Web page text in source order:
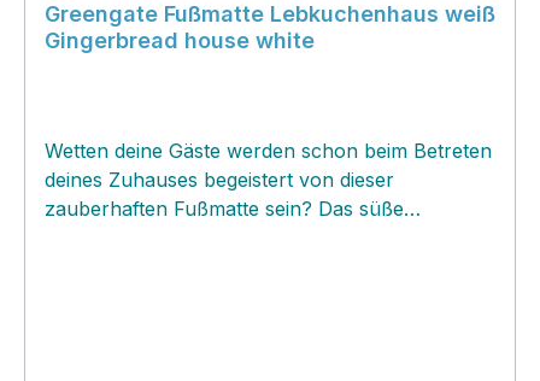
Greengate Fußmatte Lebkuchenhaus weiß
Gingerbread house white
Wetten deine Gäste werden schon beim Betreten
deines Zuhauses begeistert von dieser
zauberhaften Fußmatte sein? Das süße